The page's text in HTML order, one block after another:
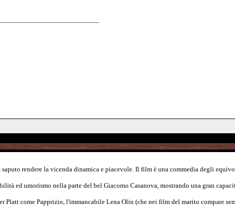
rendere la vicenda dinamica e piacevole. Il film è una commedia degli
ed umorismo nella parte del bel Giacomo Casanova, mostrando una gran
Platt come Papprizio, l'immancabile Lena Olin (che nei film del marito compare